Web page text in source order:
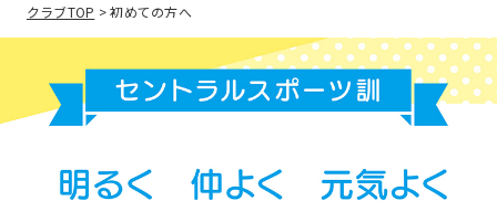
クラブTOP 初めての方へ